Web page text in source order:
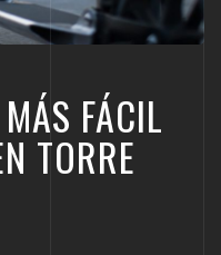
MÁS FÁCIL
TORRE